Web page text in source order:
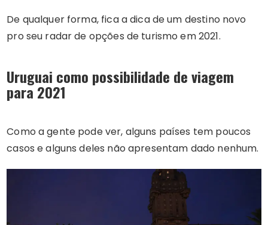
De qualquer forma, fica a dica de um destino novo
pro seu radar de opções de turismo em 2021.
Uruguai como possibilidade de viagem
para 2021
Como a gente pode ver, alguns países tem poucos
casos e alguns deles não apresentam dado nenhum.